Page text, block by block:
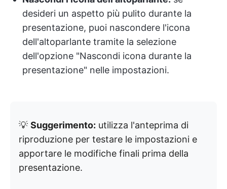
desideri un aspetto più pulito durante la
presentazione, puoi nascondere l'icona
dell'altoparlante tramite la selezione
dell'opzione "Nascondi icona durante la
presentazione" nelle impostazioni.
💡 Suggerimento: utilizza l'anteprima di
riproduzione per testare le impostazioni e
apportare le modifiche finali prima della
presentazione.